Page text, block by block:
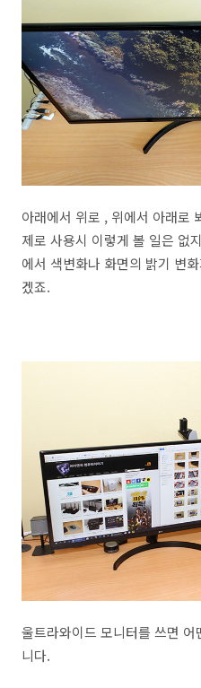
아래에서 위로 , 위에서 아래로
제로 사용시 이렇게 볼 일은 없
에서 색변화나 화면의 밝기 변
겠죠.
울트라와이드 모니터를 쓰면
니다.